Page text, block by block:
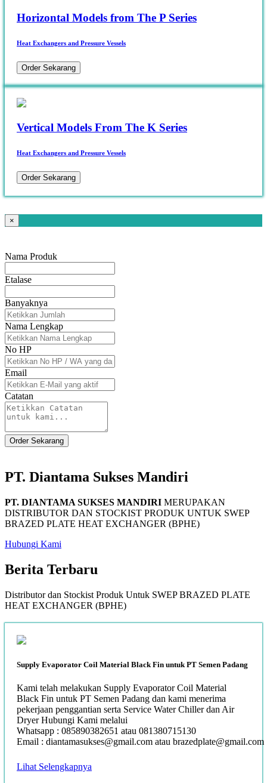
Horizontal Models from The P Series
Heat Exchangers and Pressure Vessels
Order Sekarang
Vertical Models From The K Series
Heat Exchangers and Pressure Vessels
Order Sekarang
×
Nama Produk
Etalase
Banyaknya
Nama Lengkap
No HP
Email
Catatan
Order Sekarang
PT. Diantama Sukses Mandiri
PT. DIANTAMA SUKSES MANDIRI MERUPAKAN
DISTRIBUTOR DAN STOCKIST PRODUK UNTUK SWEP
BRAZED PLATE HEAT EXCHANGER (BPHE)
Hubungi Kami
Berita Terbaru
Distributor dan Stockist Produk Untuk SWEP BRAZED PLATE
HEAT EXCHANGER (BPHE)
Supply Evaporator Coil Material Black Fin untuk PT Semen Padang
Kami telah melakukan Supply Evaporator Coil Material
Black Fin untuk PT Semen Padang dan kami menerima
pekerjaan penggantian serta Service Water Chiller dan Air
Dryer Hubungi Kami melalui
Whatsapp : 085890382651 atau 081380715130
Email : diantamasukses@gmail.com atau brazedplate@gmail.com
Lihat Selengkapnya